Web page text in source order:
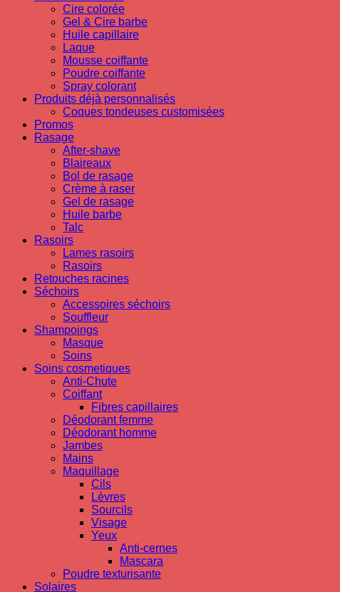
Cire colorée
Gel & Cire barbe
Huile capillaire
Laque
Mousse coiffante
Poudre coiffante
Spray colorant
Produits déjà personnalisés
Coques tondeuses customisées
Promos
Rasage
After-shave
Blaireaux
Bol de rasage
Crème à raser
Gel de rasage
Huile barbe
Talc
Rasoirs
Lames rasoirs
Rasoirs
Retouches racines
Séchoirs
Accessoires séchoirs
Souffleur
Shampoings
Masque
Soins
Soins cosmetiques
Anti-Chute
Coiffant
Fibres capillaires
Déodorant femme
Déodorant homme
Jambes
Mains
Maquillage
Cils
Lèvres
Sourcils
Visage
Yeux
Anti-cernes
Mascara
Poudre texturisante
Solaires